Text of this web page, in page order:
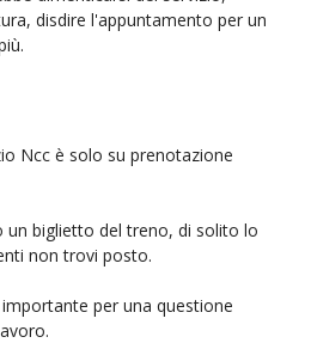
disdire l'appuntamento per un
Ncc è solo su prenotazione
biglietto del treno, di solito lo
non trovi posto.
per una questione